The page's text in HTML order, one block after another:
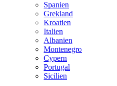
Spanien
Grekland
Kroatien
Italien
Albanien
Montenegro
Cypern
Portugal
Sicilien